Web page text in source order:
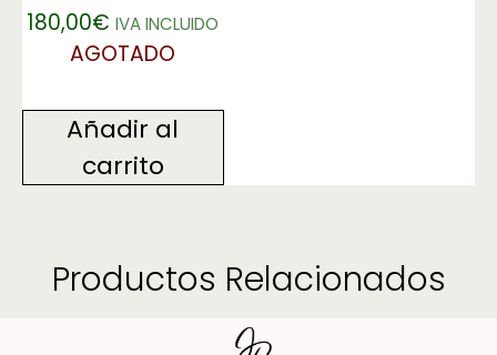
180,00€ IVA INCLUIDO
AGOTADO
Añadir al
carrito
Productos Relacionados